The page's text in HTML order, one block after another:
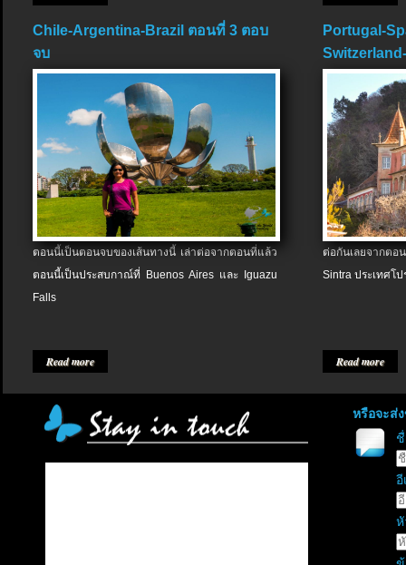
Chile-Argentina-Brazil ตอนที่ 3 ตอบ
จบ
ตอนนี้เป็นตอนจบของเส้นทางนี้ เล่าต่อจากตอนที่แล้ว
ตอนนี้เป็นประสบกาณ์ที่ Buenos Aires และ Iguazu
Falls
Read more
Portugal-
ต่อกันเลยจากต
Sintra ประเทศโป
Read more
หรือจะส่
อี
หั